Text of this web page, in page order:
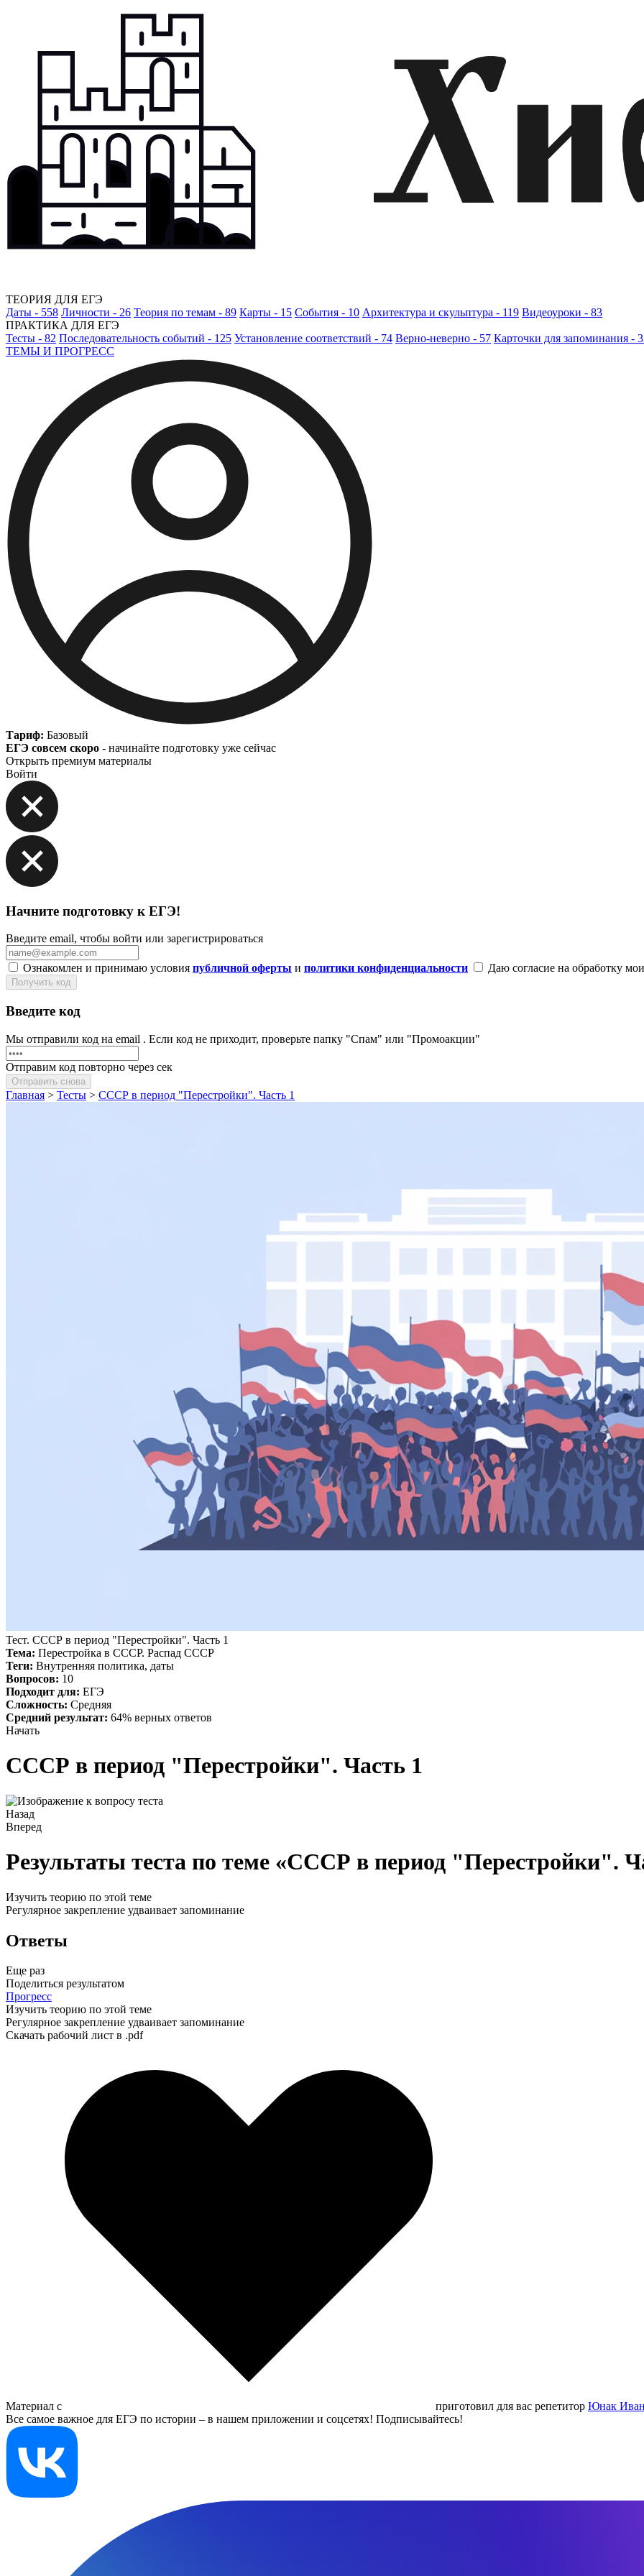
ТЕОРИЯ ДЛЯ ЕГЭ
Даты - 558 Личности - 26 Теория по темам - 89 Карты - 15 События - 10 Архитектура и скульптура - 119 Видеоуроки - 83
ПРАКТИКА ДЛЯ ЕГЭ
Тесты - 82 Последовательность событий - 125 Установление соответствий - 74 Верно-неверно - 57 Карточки для запоминания -
ТЕМЫ И ПРОГРЕСС
Тариф: Базовый
ЕГЭ совсем скоро - начинайте подготовку уже сейчас
Открыть премиум материалы
Войти
Начните подготовку к ЕГЭ!
Введите email, чтобы войти или зарегистрироваться
Ознакомлен и принимаю условия публичной оферты и политики конфиденциальности Даю согласие на обработку
Получить код
Введите код
Мы отправили код на email . Если код не приходит, проверьте папку "Спам" или "Промоакции"
Отправим код повторно через сек
Отправить снова
Главная > Тесты > СССР в период "Перестройки". Часть 1
Тест. СССР в период "Перестройки". Часть 1
Тема: Перестройка в СССР. Распад СССР
Теги: Внутренняя политика, даты
Вопросов: 10
Подходит для: ЕГЭ
Сложность: Средняя
Средний результат: 64% верных ответов
Начать
СССР в период "Перестройки". Часть 1
Назад
Вперед
Результаты теста по теме «СССР в период "Перестройки".
Изучить теорию по этой теме
Регулярное закрепление удваивает запоминание
Ответы
Еще раз
Поделиться результатом
Прогресс
Изучить теорию по этой теме
Регулярное закрепление удваивает запоминание
Скачать рабочий лист в .pdf
Материал с приготовил для вас репетитор Юнак
Все самое важное для ЕГЭ по истории – в нашем приложении и соцсетях! Подписывайтесь!